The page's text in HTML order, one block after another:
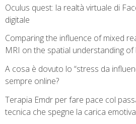
Oculus quest: la realtà virtuale di
digitale
Comparing the influence of mixed
MRI on the spatial understanding
A cosa è dovuto lo “stress da
sempre online?
Terapia Emdr per fare pace col
tecnica che spegne la carica